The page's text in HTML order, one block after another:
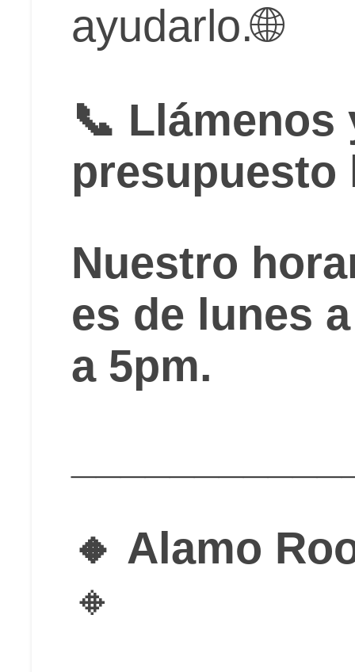
ayudarlo.🌐
📞
presupuesto
Nuestro
es de lunes
a 5pm.
🔸 Alamo
🔸